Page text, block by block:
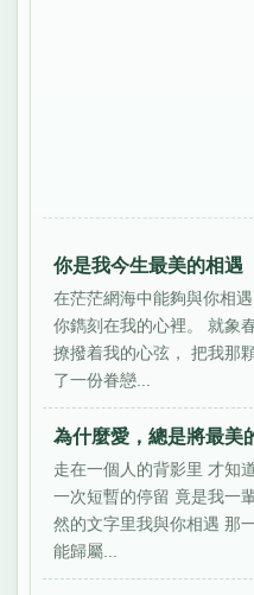
你是我今生最美的相遇
在茫茫網海中能夠與你相
你鐫刻在我的心裡。 就象
撩撥着我的心弦， 把我那
了一份眷戀...
為什麼愛，總是將最美
走在一個人的背影里 才知
一次短暫的停留 竟是我一
然的文字里我與你相遇 那
能歸屬...